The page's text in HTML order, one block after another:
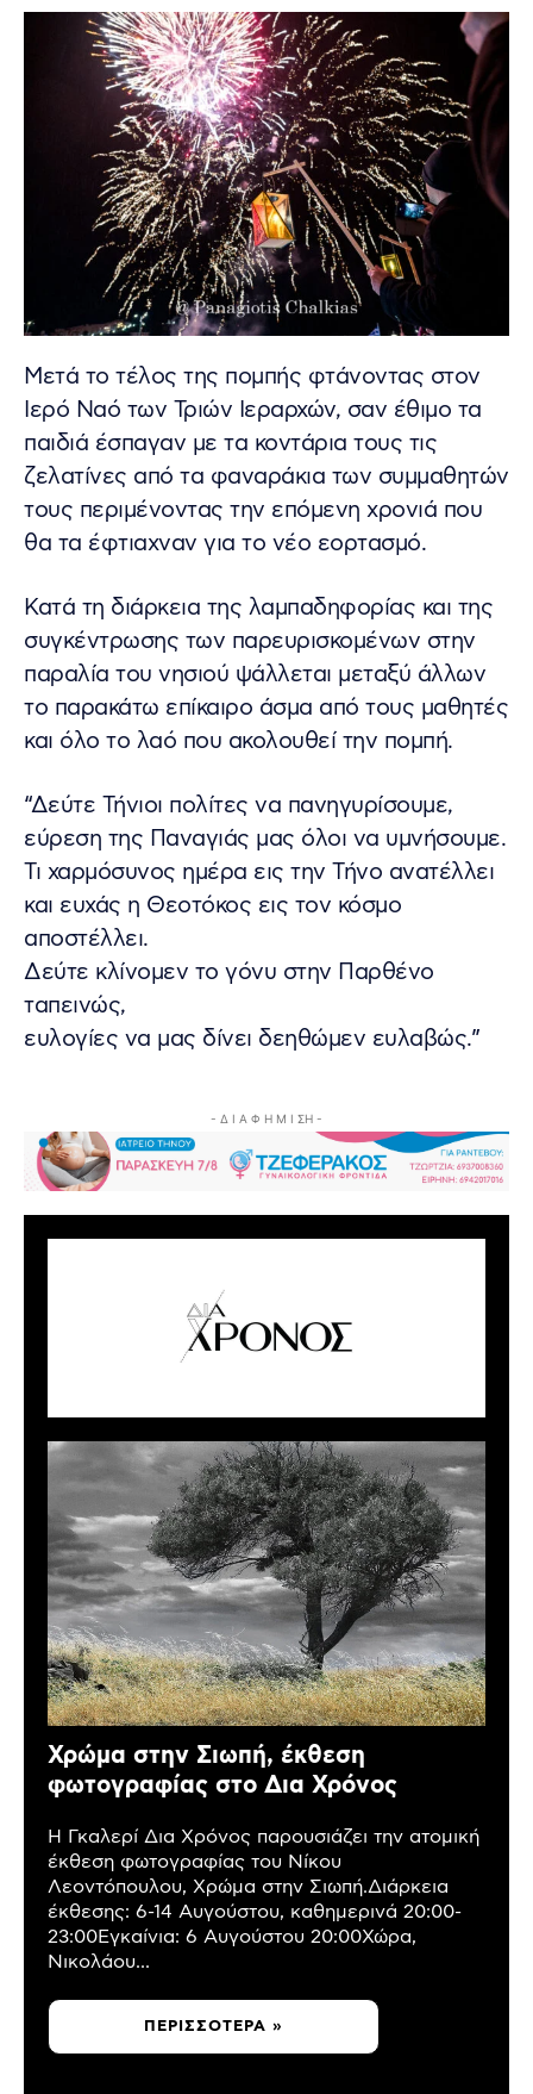
Μετά το τέλος της πομπής φτάνοντας στον
Ιερό Ναό των Τριών Ιεραρχών, σαν έθιμο τα
παιδιά έσπαγαν με τα κοντάρια τους τις
ζελατίνες από τα φαναράκια των συμμαθητών
τους περιμένοντας την επόμενη χρονιά που
θα τα έφτιαχναν για το νέο εορτασμό.
Κατά τη διάρκεια της λαμπαδηφορίας και της
συγκέντρωσης των παρευρισκομένων στην
παραλία του νησιού ψάλλεται μεταξύ άλλων
το παρακάτω επίκαιρο άσμα από τους μαθητές
και όλο το λαό που ακολουθεί την πομπή.
“Δεύτε Τήνιοι πολίτες να πανηγυρίσουμε,
εύρεση της Παναγιάς μας όλοι να υμνήσουμε.
Τι χαρμόσυνος ημέρα εις την Τήνο ανατέλλει
και ευχάς η Θεοτόκος εις τον κόσμο
αποστέλλει.
Δεύτε κλίνομεν το γόνυ στην Παρθένο
ταπεινώς,
ευλογίες να μας δίνει δεηθώμεν ευλαβώς.”
- Δ Ι Α Φ Η Μ Ι ΣΗ -
Χρώμα στην Σιωπή, έκθεση
φωτογραφίας στο Δια Χρόνος
Η Γκαλερί Δια Χρόνος παρουσιάζει την ατομική
έκθεση φωτογραφίας του Νίκου
Λεοντόπουλου, Χρώμα στην Σιωπή.Διάρκεια
έκθεσης: 6-14 Αυγούστου, καθημερινά 20:00-
23:00Εγκαίνια: 6 Αυγούστου 20:00Χώρα,
Νικολάου...
ΠΕΡΙΣΣΌΤΕΡΑ »